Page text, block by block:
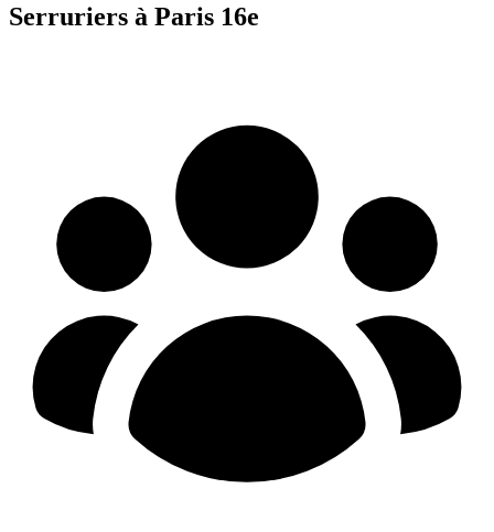
Serruriers à Paris 16e